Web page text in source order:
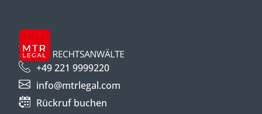
+49 221 9999220
info@mtrlegal.com
Rückruf buchen